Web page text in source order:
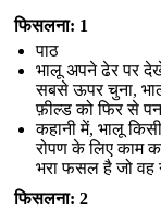
फिसलना: 1
पाठ
भालू अपने ढेर पर
सबसे ऊपर चुना,
फ़ील्ड को फिर से
कहानी में, भालू
रोपण के लिए काम
भरा फसल है जो वह
फिसलना: 2